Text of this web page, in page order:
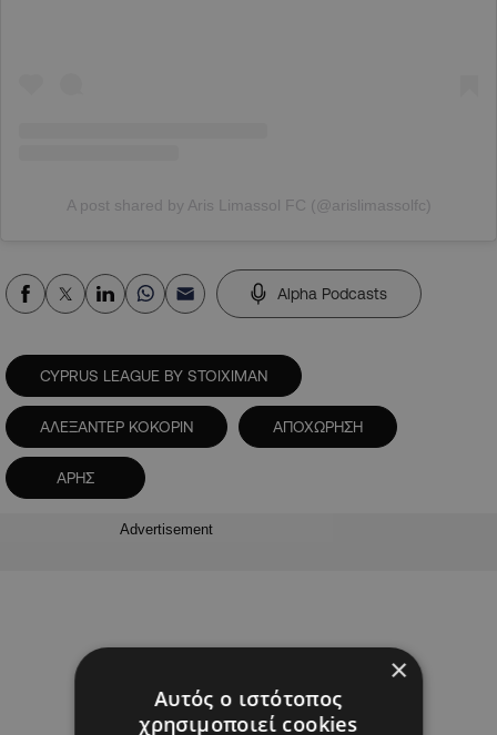
A post shared by Aris Limassol FC (@arislimassolfc)
Alpha Podcasts
CYPRUS LEAGUE BY STOIXIMAN
ΑΛΕΞΑΝΤΕΡ ΚΟΚΟΡΙΝ ΑΠΟΧΩΡΗΣΗ
ΑΡΗΣ
Advertisement
×
Αυτός ο ιστότοπος
χρησιμοποιεί cookies